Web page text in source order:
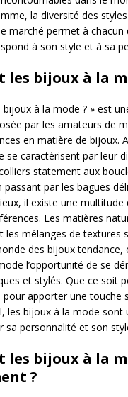
la diversité des
marché permet à
à son style et à sa
les bijoux à la
bijoux à la mode ? » est
par les amateurs de
en matière de bijoux.
se caractérisent par leur
statement aux
passant par les bagues
il existe une multitude
Les matières
les mélanges de textures
des bijoux tendance,
l’opportunité de se
et stylés. Que ce soit
pour apporter une touche
les bijoux à la mode sont
sa personnalité et son
les bijoux à la
?